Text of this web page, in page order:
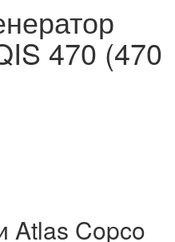
470 (470
Atlas Copco